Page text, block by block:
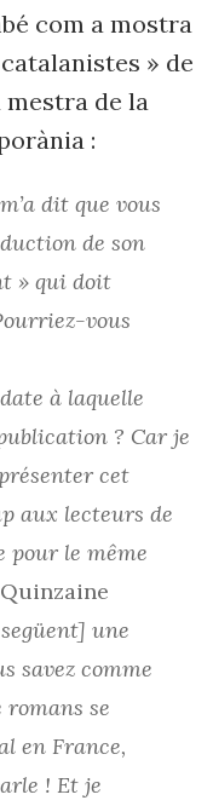
com a mostra
» de
mestra de la
:
dit que vous
de son
» qui doit
vous
à laquelle
? Car je
cet
aux lecteurs de
pour le même
une
savez comme
se
en France,
! Et je